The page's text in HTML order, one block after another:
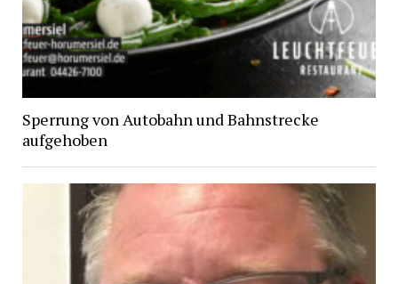
Sperrung von Autobahn und Bahnstrecke
aufgehoben